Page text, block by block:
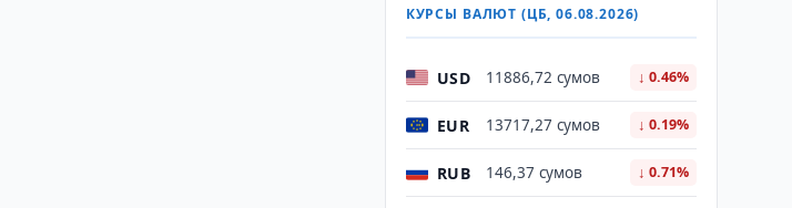
КУРСЫ ВАЛЮТ (ЦБ, 06.08.2026)
USD 11886,72 сумов ↓ 0.46%
EUR 13717,27 сумов ↓ 0.19%
RUB 146,37 сумов ↓ 0.71%